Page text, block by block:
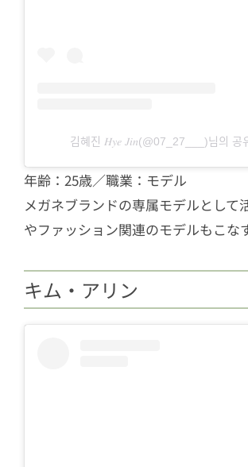
김혜진 𝐻𝑦𝑒 𝐽𝑖𝑛(@07_27___)님의
年齢：25歳／職業：モデル
メガネブランドの専属モデルとして
やファッション関連のモデルもこなす
キム・アリン